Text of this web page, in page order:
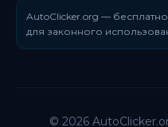
AutoClicker.org —
для законного
© 2026